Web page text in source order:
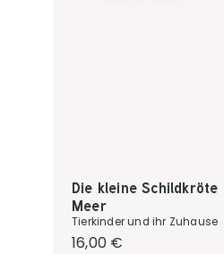
Die kleine Schildkröte
Meer
Tierkinder und ihr Zuhause
Regulärer Preis:
16,00 €